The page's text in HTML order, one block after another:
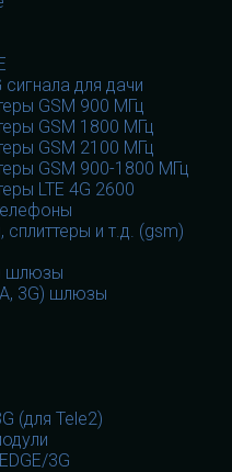
для дачи
GSM 900 МГц
GSM 1800 МГц
GSM 2100 МГц
GSM 900-1800 МГц
LTE 4G 2600
сплиттеры и т.д. (gsm)
шлюзы
3G) шлюзы
(для Tele2)
3G